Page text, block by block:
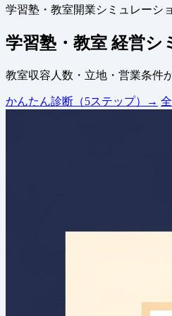
学習塾・教室開業シミュレーシ
学習塾・教室 経営シ
教室収容人数・立地・営業条件
かんたん診断（5ステップ）→